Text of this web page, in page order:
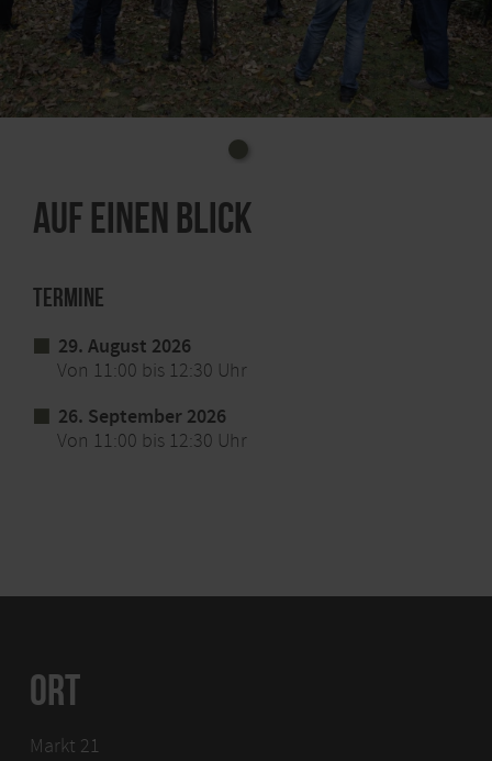
Auf einen Blick
Termine
29. August 2026
Von 11:00 bis 12:30 Uhr
26. September 2026
Von 11:00 bis 12:30 Uhr
ORT
Markt 21